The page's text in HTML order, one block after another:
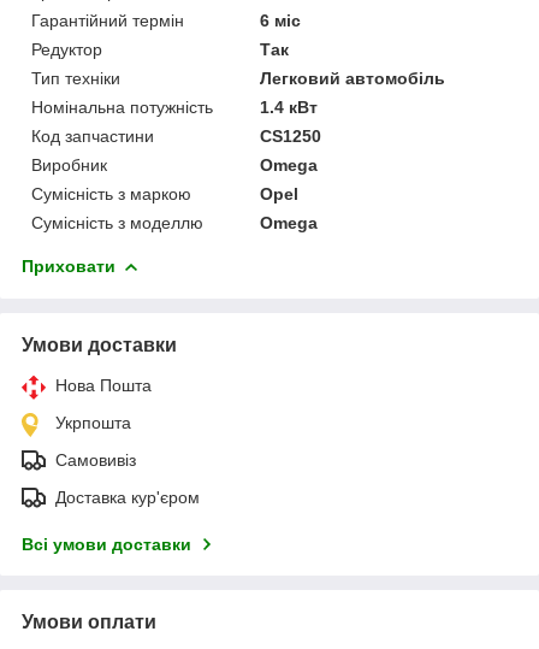
Гарантійний термін
6 міс
Редуктор
Так
Тип техніки
Легковий автомобіль
Номінальна потужність
1.4 кВт
Код запчастини
CS1250
Виробник
Omega
Сумісність з маркою
Opel
Сумісність з моделлю
Omega
Приховати
Умови доставки
Нова Пошта
Укрпошта
Самовивіз
Доставка кур'єром
Всі умови доставки
Умови оплати